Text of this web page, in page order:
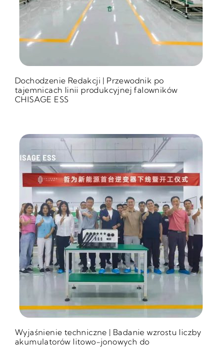
Dochodzenie Redakcji | Przewodnik po
tajemnicach linii produkcyjnej falowników
CHISAGE ESS
Wyjaśnienie techniczne | Badanie wzrostu liczby
akumulatorów litowo-jonowych do